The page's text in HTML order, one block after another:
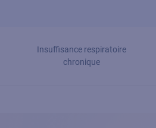
Insuffisance respiratoire
chronique